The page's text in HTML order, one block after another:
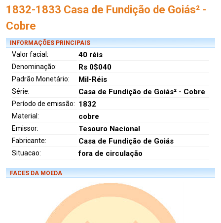
1832-1833 Casa de Fundição de Goiás² -
Cobre
INFORMAÇÕES PRINCIPAIS
Valor facial: 40 réis
Denominação: Rs 0$040
Padrão Monetário: Mil-Réis
Série: Casa de Fundição de Goiás² - Cobre
Período de emissão: 1832
Material: cobre
Emissor: Tesouro Nacional
Fabricante: Casa de Fundição de Goiás
Situacao: fora de circulação
FACES DA MOEDA